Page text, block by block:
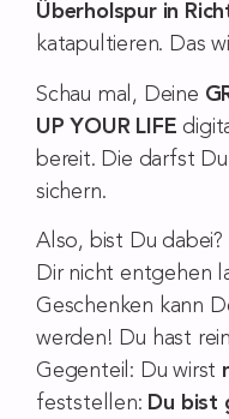
Überholspur in
katapultieren. Das
Schau mal, Deine
UP YOUR LIFE
bereit. Die darfst
sichern.
Also, bist Du
Dir nicht entgehen
Geschenken kann
werden! Du hast
Gegenteil: Du wirst
feststellen: Du bist